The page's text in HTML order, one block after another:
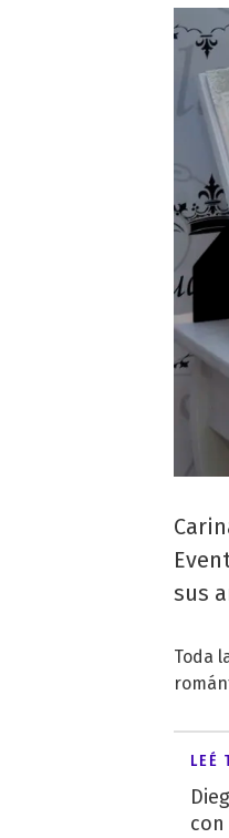
sus
Toda
LEÉ